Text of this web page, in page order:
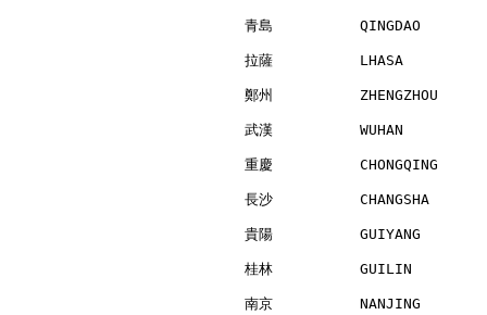
青島          QINGDAO
拉薩          LHASA
鄭州          ZHENGZHOU
武漢          WUHAN
重慶          CHONGQING
長沙          CHANGSHA
貴陽          GUIYANG
桂林          GUILIN
南京          NANJING